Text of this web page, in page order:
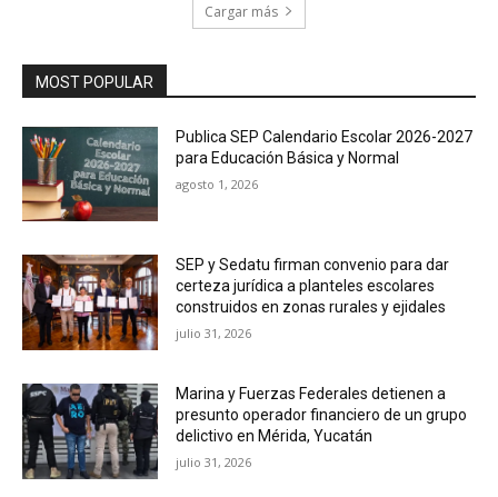
Cargar más
MOST POPULAR
Publica SEP Calendario Escolar 2026-2027
para Educación Básica y Normal
agosto 1, 2026
SEP y Sedatu firman convenio para dar
certeza jurídica a planteles escolares
construidos en zonas rurales y ejidales
julio 31, 2026
Marina y Fuerzas Federales detienen a
presunto operador financiero de un grupo
delictivo en Mérida, Yucatán
julio 31, 2026